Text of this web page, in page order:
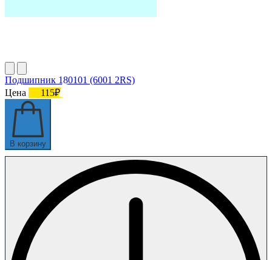
Подшипник 180101 (6001 2RS)
Цена
115₽
В корзину